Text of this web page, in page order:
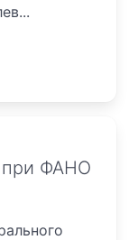
при ФАНО